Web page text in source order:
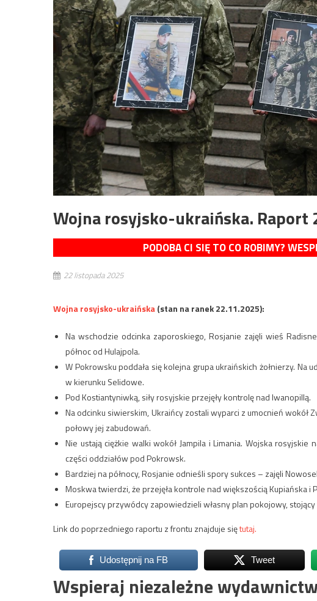
Wojna rosyjsko-ukraińska. Raport
PODOBA CI SIĘ TO CO ROBIMY?
22 listopada 2025
Wojna rosyjsko-ukraińska(stan na ranek 22.11.2025):
Na wschodzie odcinka zaporoskiego, Rosjanie zajęli wieś
północ od Hulajpola.
W Pokrowsku poddała się kolejna grupa ukraińskich żołnierzy.
w kierunku Selidowe.
Pod Kostiantyniwką, siły rosyjskie przejęły kontrolę nad Iwanopillą.
Na odcinku siwierskim, Ukraińcy zostali wyparci z umocnień wokół
połowy jej zabudowań.
Nie ustają ciężkie walki wokół Jampila i Limania. Wojska
części oddziałów pod Pokrowsk.
Bardziej na północy, Rosjanie odnieśli spory sukces – zajęli
Moskwa twierdzi, że przejęła kontrole nad większością Kupiańska i
Europejscy przywódcy zapowiedzieli własny plan pokojowy,
Link do poprzedniego raportu z frontu znajduje siętutaj.
Udostępnij na FB Tweet
Wspieraj niezależne